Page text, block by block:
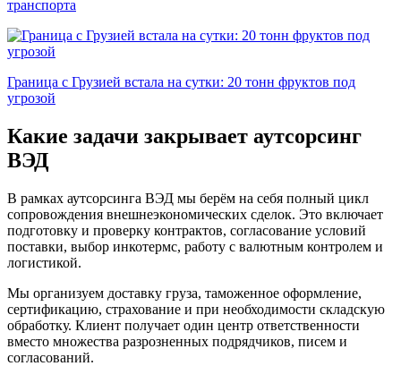
транспорта
Граница с Грузией встала на сутки: 20 тонн фруктов под
угрозой
Какие задачи закрывает аутсорсинг
ВЭД
В рамках аутсорсинга ВЭД мы берём на себя полный цикл
сопровождения внешнеэкономических сделок. Это включает
подготовку и проверку контрактов, согласование условий
поставки, выбор инкотермс, работу с валютным контролем и
логистикой.
Мы организуем доставку груза, таможенное оформление,
сертификацию, страхование и при необходимости складскую
обработку. Клиент получает один центр ответственности
вместо множества разрозненных подрядчиков, писем и
согласований.